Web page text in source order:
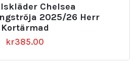
Chelsea
2025/26 Herr
Kortärmad
kr385.00